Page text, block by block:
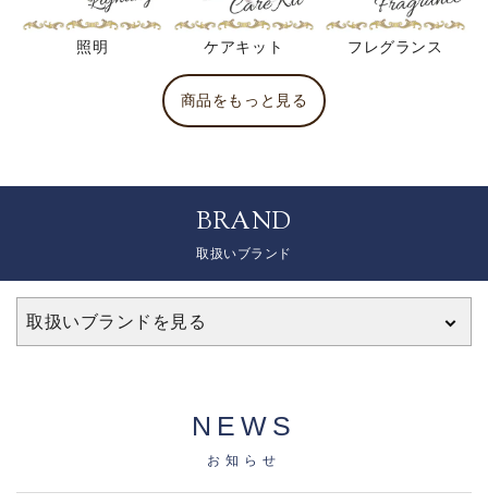
照明 ケアキット フレグランス
商品をもっと見る
BRAND
取扱いブランド
取扱いブランドを見る
NEWS
お知らせ